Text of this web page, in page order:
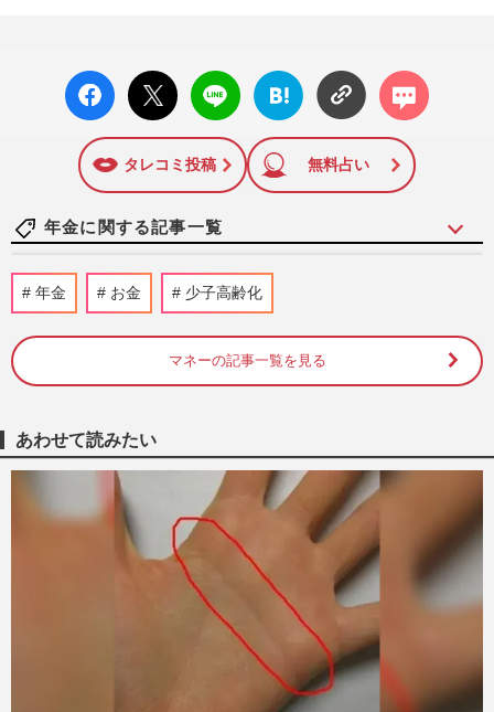
facebo
ok い
X ポス
ト
LINE
はてな
ブック
に追加
コメン
ト
タレコミ投稿 無料占い
年金に関する記事一覧
《老後のお金》55歳からの15年が分かれ
道…完全リタイアを遅らせて資金が必要な
週刊女性2026年6月23日号 2026/6/14
象”への対策は…通勤手当の保険料除外に
慎重姿勢崩さず国民から批…
週刊女性PRIME
《老後を生き抜く賢い“退職金”活用テク》
まずは年金額を確認、投資に回す基準と医
療費・介護費に必要な用…
週刊女性2026年3月24日・31日号
【東京アプリ】1.1万円ポイント付与！ IT
専門家「使えるか疑問」の声
年金 お金 少子高齢化
マネーの記事一覧を見る
あわせて読みたい